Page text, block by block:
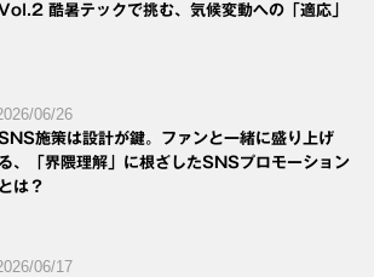
酷暑テックで挑む、気候変動への「適応」
06/26
施策は設計が鍵。ファンと一緒に盛り上げ
る、「界隈理解」に根ざしたSNSプロモーション
とは？
06/17